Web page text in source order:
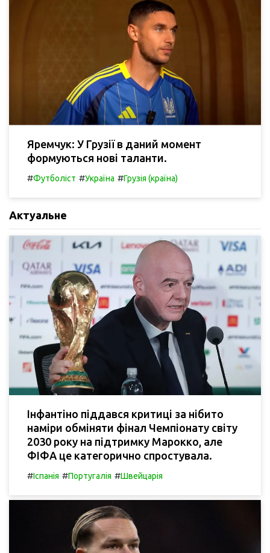
Яремчук: У Грузії в даний момент
формуються нові таланти.
#Футболіст #Україна #Грузія (країна)
Актуальне
Інфантіно піддався критиці за нібито
наміри обміняти фінал Чемпіонату світу
2030 року на підтримку Марокко, але
ФІФА це категорично спростувала.
#Іспанія #Португалія #Швейцарія